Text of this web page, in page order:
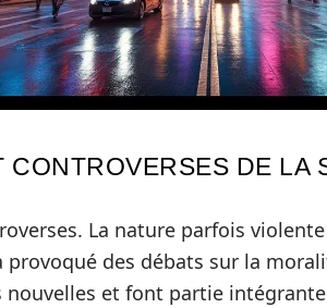
CONTROVERSES DE LA
La nature parfois
des débats sur la
et font partie intégrante